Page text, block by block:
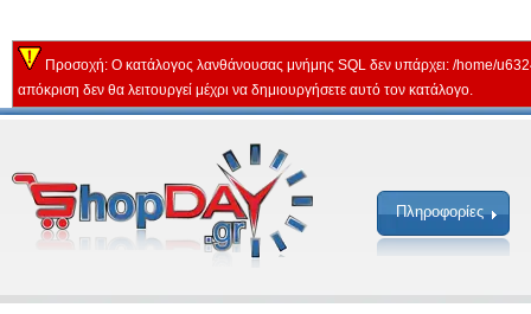
Προσοχή: Ο κατάλογος λανθάνουσας μνήμης SQL δεν υπάρχει: /home/
απόκριση δεν θα λειτουργεί μέχρι να δημιουργήσετε αυτό τον κατάλογο.
Πληροφορίες